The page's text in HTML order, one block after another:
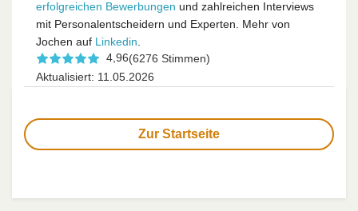
erfolgreichen Bewerbungen und zahlreichen Interviews
mit Personalentscheidern und Experten. Mehr von
Jochen auf Linkedin
4,96(6276 Stimmen)
Aktualisiert: 11.05.2026
Zur Startseite